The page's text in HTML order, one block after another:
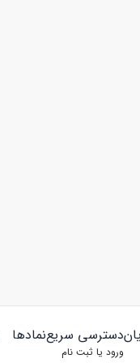
دسترسی سریع
ورود یا ثبت‌ نام
نمادها